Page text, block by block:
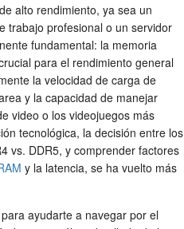
alto rendimiento, ya sea un
trabajo profesional o un servidor
fundamental: la memoria
para el rendimiento general
la velocidad de carga de
y la capacidad de manejar
video o los videojuegos más
tecnológica, la decisión entre los
vs. DDR5, y comprender factores
y la latencia, se ha vuelto más
ayudarte a navegar por el